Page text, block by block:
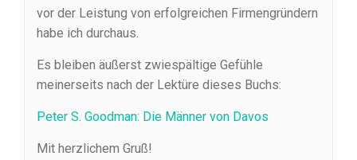
vor der Leistung von erfolgreichen Firmengründern
habe ich durchaus.
Es bleiben äußerst zwiespältige Gefühle
meinerseits nach der Lektüre dieses Buchs:
Peter S. Goodman: Die Männer von Davos
Mit herzlichem Gruß!